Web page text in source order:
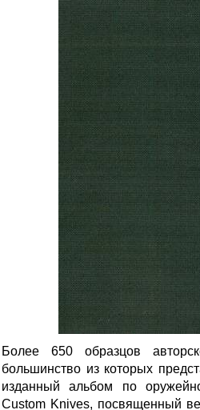
Более 650 образцов
большинство из которых
изданный альбом по
Custom Knives, посвященный